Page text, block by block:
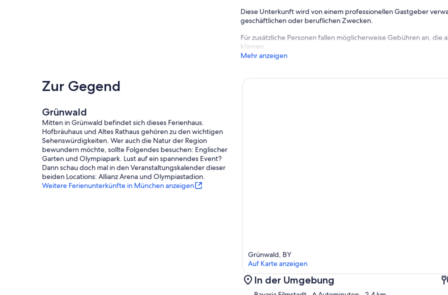
Diese Unterkunft wird von einem professionellen Gastgeber
geschäftlichen oder beruflichen Zwecken.
Für zusätzliche Personen fallen möglicherweise Gebühren an,
können.
Mehr anzeigen
Zur Gegend
Grünwald
Mitten in Grünwald befindet sich dieses Ferienhaus.
Hofbräuhaus und Altes Rathaus gehören zu den wichtigen
Sehenswürdigkeiten. Wer auch die Natur der Region
bewundern möchte, sollte Folgendes besuchen: Englischer
Garten und Olympiapark. Lust auf ein spannendes Event?
Dann schau doch mal in den Veranstaltungskalender dieser
beiden Locations: Allianz Arena und Olympiastadion.
Weitere Ferienunterkünfte in München anzeigen
Grünwald, BY
Auf Karte anzeigen
In der Umgebung